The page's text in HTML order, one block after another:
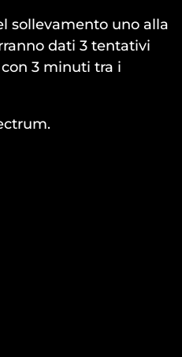
sollevamento uno alla
dati 3 tentativi
3 minuti tra i